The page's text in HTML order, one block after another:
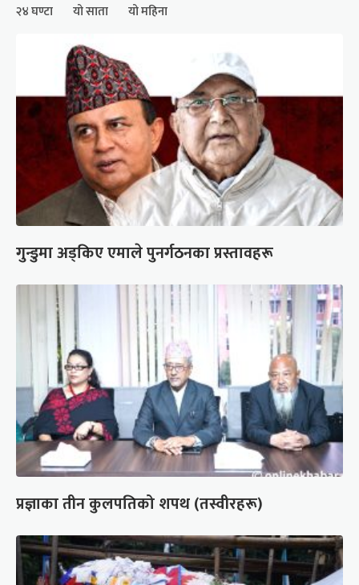
२४ घण्टा यो साता यो महिना
गुन्डुमा अड्किए एमाले पुनर्गठनका प्रस्तावहरू
प्रज्ञाका तीन कुलपतिको शपथ (तस्वीरहरू)